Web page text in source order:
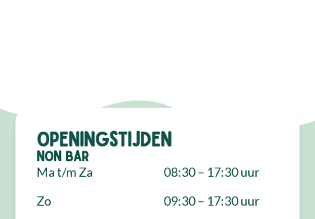
Openingstijden
NON Bar
Ma t/m Za
Zo
08:30 – 17:30 uur
09:30 – 17:30 uur